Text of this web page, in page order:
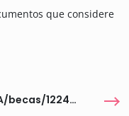
que considere
https://www.upv.es/entidades/SA/becas/1224835normalc.html